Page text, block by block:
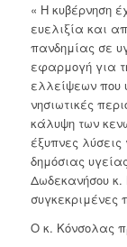
« Η κυβέρνηση
ευελιξία και
πανδημίας σε
εφαρμογή για
ελλείψεων που
νησιωτικές
κάλυψη των
έξυπνες
δημόσιας
Δωδεκανήσου
συγκεκριμένες
Ο κ. Κόνσολας